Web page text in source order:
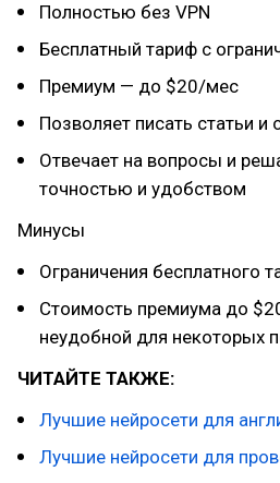
Полностью без VPN
Бесплатный тариф с
Премиум — до $20/мес
Позволяет писать статьи и
Отвечает на вопросы и
точностью и удобством
Минусы
Ограничения бесплатного
Стоимость премиума до
неудобной для некоторых
ЧИТАЙТЕ ТАКЖЕ:
Лучшие нейросети для
Лучшие нейросети для